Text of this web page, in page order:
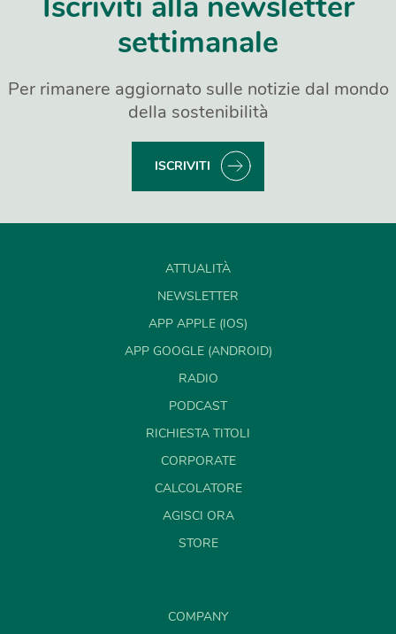
settimanale
Per rimanere aggiornato sulle notizie dal mondo
della sostenibilità
ISCRIVITI
ATTUALITÀ
NEWSLETTER
APP APPLE (IOS)
APP GOOGLE (ANDROID)
RADIO
PODCAST
RICHIESTA TITOLI
CORPORATE
CALCOLATORE
AGISCI ORA
STORE
COMPANY